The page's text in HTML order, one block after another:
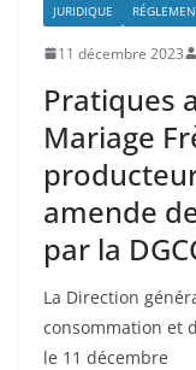
JURIDIQUE
11 décembre 2023
Pratiques
Mariage
amende
par la
La Direction
consommation et
le 11 décembre